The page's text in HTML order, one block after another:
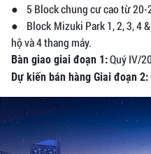
● 5 Block chung cư cao từ 20-
● Block Mizuki Park 1, 2, 3, 4
hộ và 4 thang máy.
Bàn giao giai đoạn 1:Quý IV/
Dự kiến bán hàng Giai đoạn 2: